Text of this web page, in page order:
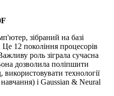
зібраний на базі
12 покоління процесорів
роль зіграла сучасна
дозволила поліпшити
технології
і Gaussian & Neural